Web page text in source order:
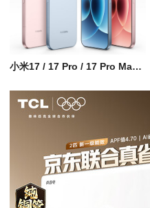
小米17 / 17 Pro / 17 Pro Max 手机性能参数对比深度解析